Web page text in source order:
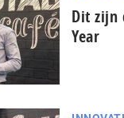
Dit zijn
Year